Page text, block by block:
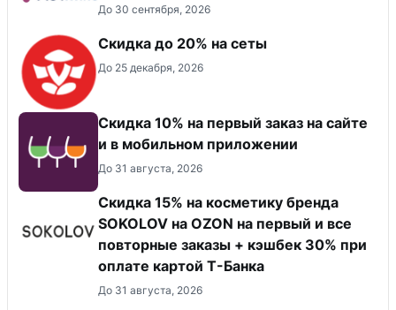
До 30 сентября, 2026
Скидка до 20% на сеты
До 25 декабря, 2026
Скидка 10% на первый заказ на сайте
и в мобильном приложении
До 31 августа, 2026
Скидка 15% на косметику бренда
SOKOLOV на OZON на первый и все
повторные заказы + кэшбек 30% при
оплате картой Т-Банка
До 31 августа, 2026